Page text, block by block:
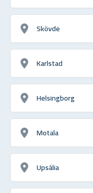
Skövde
Karlstad
Helsingborg
Motala
Upsália